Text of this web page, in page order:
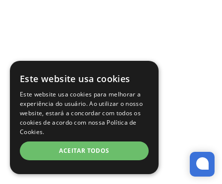
Este website usa cookies
Este website usa cookies para melhorar a
experiência do usuário. Ao utilizar o nosso
website, estará a concordar com todos os
cookies de acordo com nossa Política de
Cookies.
ACEITAR TODOS